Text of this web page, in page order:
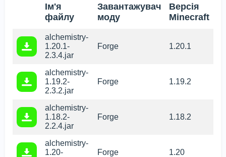
Ім'я
файлу
Завантажувач
моду
Версія
Minecraft
alchemistry-
1.20.1-
2.3.4.jar
Forge 1.20.1
alchemistry-
1.19.2-
2.3.2.jar
Forge 1.19.2
alchemistry-
1.18.2-
2.2.4.jar
Forge 1.18.2
alchemistry-
1.20-
Forge 1.20